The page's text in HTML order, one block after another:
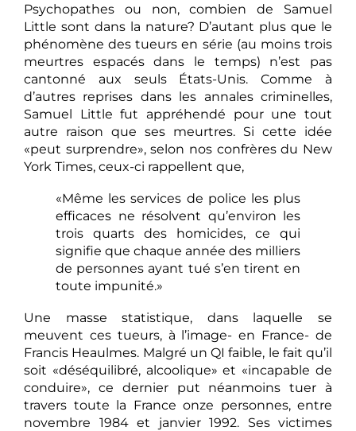
Psychopathes ou non, combien de Samuel
Little sont dans la nature? D’autant plus que le
phénomène des tueurs en série (au moins trois
meurtres espacés dans le temps) n’est pas
cantonné aux seuls États-Unis. Comme à
d’autres reprises dans les annales criminelles,
Samuel Little fut appréhendé pour une tout
autre raison que ses meurtres. Si cette idée
«peut surprendre», selon nos confrères du New
York Times, ceux-ci rappellent que,
«Même les services de police les plus
efficaces ne résolvent qu’environ les
trois quarts des homicides, ce qui
signifie que chaque année des milliers
de personnes ayant tué s’en tirent en
toute impunité.»
Une masse statistique, dans laquelle se
meuvent ces tueurs, à l’image- en France- de
Francis Heaulmes. Malgré un QI faible, le fait qu’il
soit «déséquilibré, alcoolique» et «incapable de
conduire», ce dernier put néanmoins tuer à
travers toute la France onze personnes, entre
novembre 1984 et janvier 1992. Ses victimes